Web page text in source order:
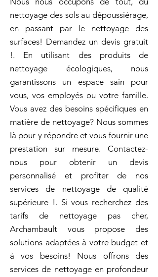
nettoyage des sols au dépoussiérage,
en passant par le nettoyage des
surfaces! Demandez un devis gratuit
!. En utilisant des produits de
nettoyage écologiques, nous
garantissons un espace sain pour
vous, vos employés ou votre famille.
Vous avez des besoins spécifiques en
matière de nettoyage? Nous sommes
là pour y répondre et vous fournir une
prestation sur mesure. Contactez-
nous pour obtenir un devis
personnalisé et profiter de nos
services de nettoyage de qualité
supérieure !. Si vous recherchez des
tarifs de nettoyage pas cher,
Archambault vous propose des
solutions adaptées à votre budget et
à vos besoins! Nous offrons des
services de nettoyage en profondeur